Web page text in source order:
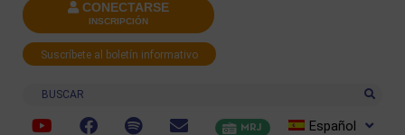
CONECTARSE
INSCRIPCIÓN
Suscríbete al boletín informativo
Buscar
MRJ Español